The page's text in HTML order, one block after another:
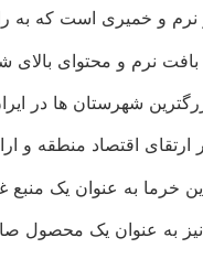
نرم و خمیری است که به
نرم و محتوای
شهرستان ها در
اقتصاد منطقه و
خرما به عنوان یک
نیز به عنوان یک محصول